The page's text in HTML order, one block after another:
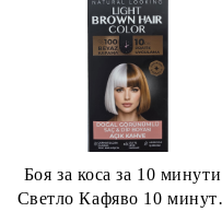
Боя за коса за 10
Светло Кафяво 10